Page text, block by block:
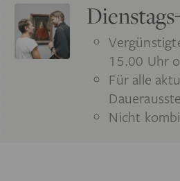
15.00 Uhr
Für alle
Nicht